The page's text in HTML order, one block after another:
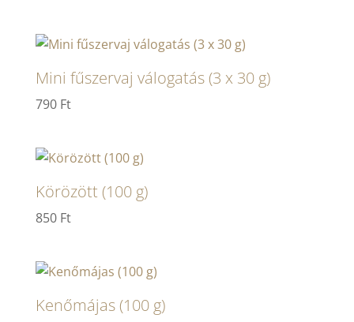
Mini fűszervaj válogatás (3 x 30 g)
790 Ft
Körözött (100 g)
850 Ft
Kenőmájas (100 g)